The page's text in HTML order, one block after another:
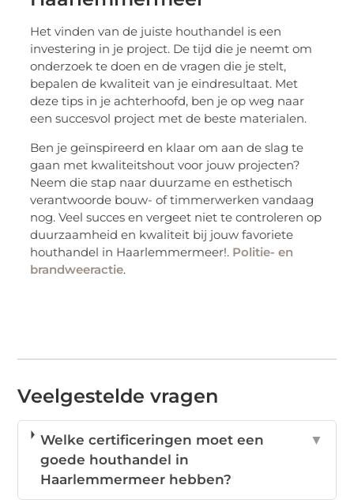
Het vinden van de juiste houthandel is een
investering in je project. De tijd die je neemt om
onderzoek te doen en de vragen die je stelt,
bepalen de kwaliteit van je eindresultaat. Met
deze tips in je achterhoofd, ben je op weg naar
een succesvol project met de beste materialen.
Ben je geïnspireerd en klaar om aan de slag te
gaan met kwaliteitshout voor jouw projecten?
Neem die stap naar duurzame en esthetisch
verantwoorde bouw- of timmerwerken vandaag
nog. Veel succes en vergeet niet te controleren op
duurzaamheid en kwaliteit bij jouw favoriete
houthandel in Haarlemmermeer!. Politie- en
brandweeractie.
Veelgestelde vragen
Welke certificeringen moet een
goede houthandel in
Haarlemmermeer hebben?
▼